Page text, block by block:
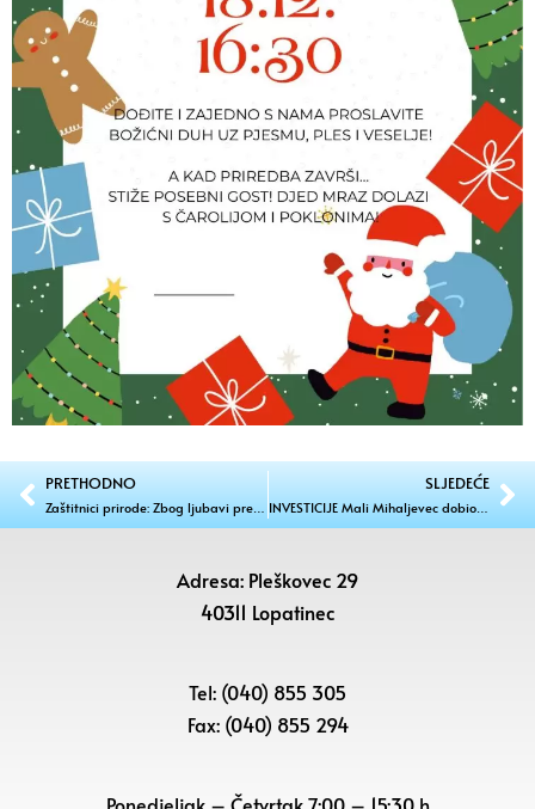
PRETHODNO
Zaštitnici prirode: Zbog ljubavi prema prirodi Nikola uklanja tuđi otpad po polju
SLJEDEĆE
INVESTICIJE Mali Mihaljevec dobio sigurniju stanicu i moderno igralište
Adresa: Pleškovec 29
40311 Lopatinec
Tel: (040) 855 305
Fax: (040) 855 294